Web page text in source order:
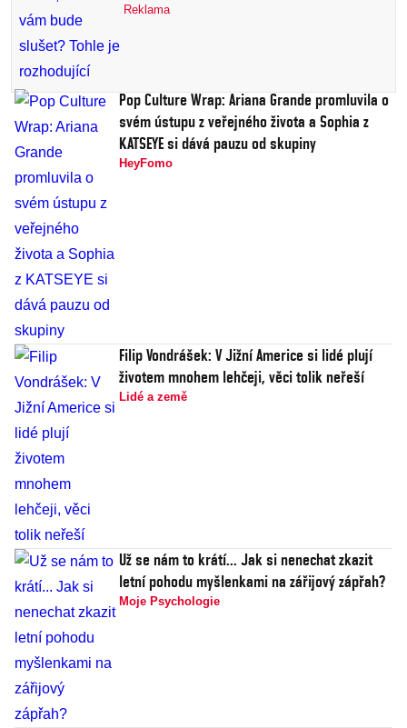
Reklama
Pop Culture Wrap: Ariana Grande promluvila o
svém ústupu z veřejného života a Sophia z
KATSEYE si dává pauzu od skupiny
HeyFomo
Filip Vondrášek: V Jižní Americe si lidé plují
životem mnohem lehčeji, věci tolik neřeší
Lidé a země
Už se nám to krátí... Jak si nenechat zkazit
letní pohodu myšlenkami na zářijový zápřah?
Moje Psychologie